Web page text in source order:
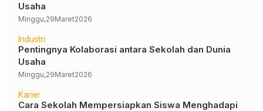
Usaha
Minggu,29Maret2026
Industri
Pentingnya Kolaborasi antara Sekolah dan Dunia
Usaha
Minggu,29Maret2026
Karier
Cara Sekolah Mempersiapkan Siswa Menghadapi